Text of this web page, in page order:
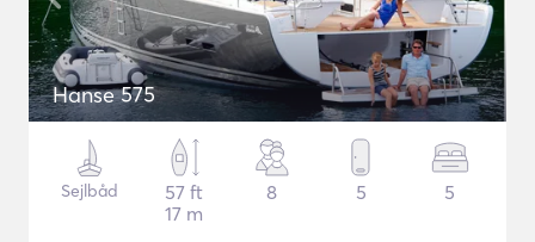
Hanse 575
Sejlbåd
57 ft
17 m
8 5 5